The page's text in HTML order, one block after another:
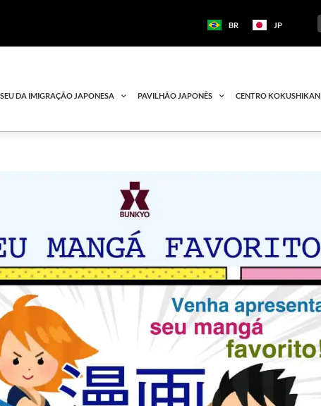
BR JP
DA IMIGRAÇÃO JAPONESA PAVILHÃO JAPONÊS CENTRO KOKUSHIKAN